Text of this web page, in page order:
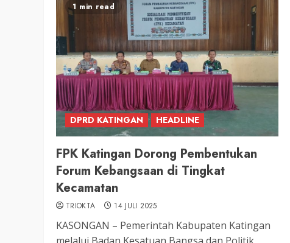
1 min read
DPRD KATINGAN HEADLINE
FPK Katingan Dorong Pembentukan
Forum Kebangsaan di Tingkat
Kecamatan
TRIOKTA 14 JULI 2025
KASONGAN – Pemerintah Kabupaten Katingan